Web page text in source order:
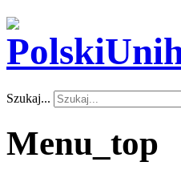
Szukaj...
Menu_top